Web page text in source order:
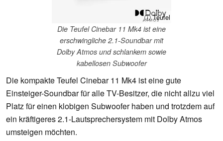
ⓘ Teufel
Die Teufel Cinebar 11 Mk4 ist eine
erschwingliche 2.1-Soundbar mit
Dolby Atmos und schlankem sowie
kabellosen Subwoofer
Die kompakte Teufel Cinebar 11 Mk4 ist eine gute
Einsteiger-Soundbar für alle TV-Besitzer, die nicht allzu viel
Platz für einen klobigen Subwoofer haben und trotzdem auf
ein kräftigeres 2.1-Lautsprechersystem mit Dolby Atmos
umsteigen möchten.